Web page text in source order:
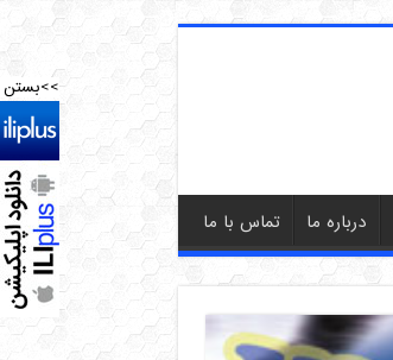
درباره ما تماس با ما
>>بستن